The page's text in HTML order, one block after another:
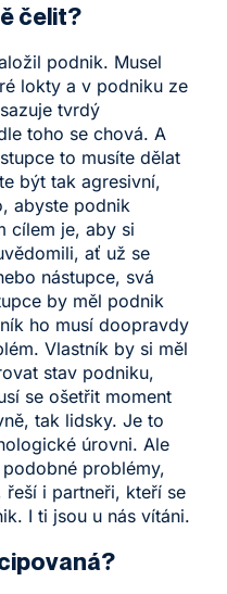
čelit?
podnik. Musel
lokty a v podniku ze
tvrdý
toho se chová. A
to musíte dělat
být tak agresivní,
abyste podnik
cílem je, aby si
ať už se
nástupce, svá
by měl podnik
ho musí doopravdy
Vlastník by si měl
stav podniku,
se ošetřit moment
tak lidsky. Je to
úrovni. Ale
problémy,
i partneři, kteří se
I ti jsou u nás vítáni.